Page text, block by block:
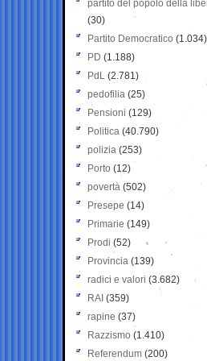
partito del popolo della
(30)
Partito Democratico (1.034)
PD (1.188)
PdL (2.781)
pedofilia (25)
Pensioni (129)
Politica (40.790)
polizia (253)
Porto (12)
povertà (502)
Presepe (14)
Primarie (149)
Prodi (52)
Provincia (139)
radici e valori (3.682)
RAI (359)
rapine (37)
Razzismo (1.410)
Referendum (200)